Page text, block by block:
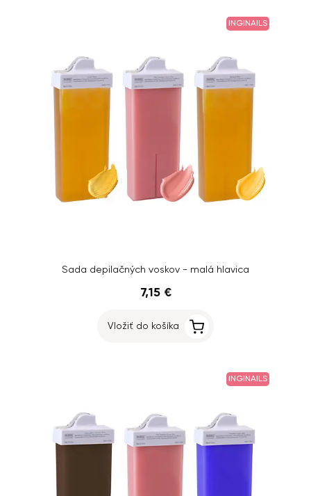
INGINAILS
Sada depilačných voskov - malá hlavica
7,15 €
Vložiť do košíka
INGINAILS